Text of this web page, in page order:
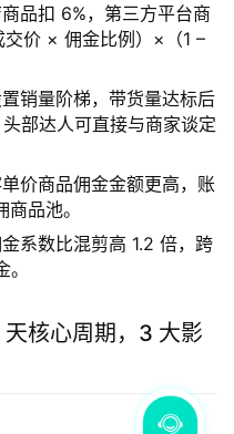
品扣 6%，第三方平台商
价 × 佣金比例）×（1 –
销量阶梯，带货量达标后
部达人可直接与商家谈定
单价商品佣金金额更高，账
品池。
系数比混剪高 1.2 倍，跨
核心周期，3 大影